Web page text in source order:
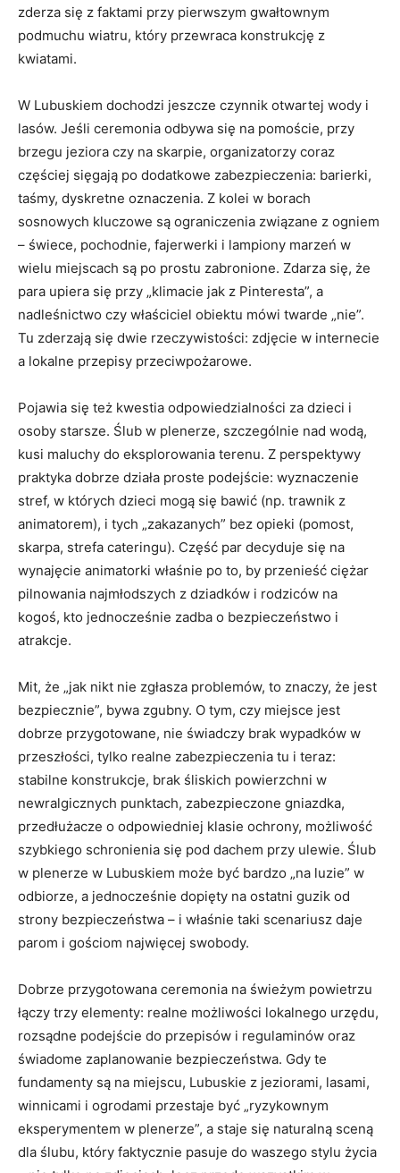
zderza się z faktami przy pierwszym gwałtownym
podmuchu wiatru, który przewraca konstrukcję z
kwiatami.
W Lubuskiem dochodzi jeszcze czynnik otwartej wody i
lasów. Jeśli ceremonia odbywa się na pomoście, przy
brzegu jeziora czy na skarpie, organizatorzy coraz
częściej sięgają po dodatkowe zabezpieczenia: barierki,
taśmy, dyskretne oznaczenia. Z kolei w borach
sosnowych kluczowe są ograniczenia związane z ogniem
– świece, pochodnie, fajerwerki i lampiony marzeń w
wielu miejscach są po prostu zabronione. Zdarza się, że
para upiera się przy „klimacie jak z Pinteresta”, a
nadleśnictwo czy właściciel obiektu mówi twarde „nie”.
Tu zderzają się dwie rzeczywistości: zdjęcie w internecie
a lokalne przepisy przeciwpożarowe.
Pojawia się też kwestia odpowiedzialności za dzieci i
osoby starsze. Ślub w plenerze, szczególnie nad wodą,
kusi maluchy do eksplorowania terenu. Z perspektywy
praktyka dobrze działa proste podejście: wyznaczenie
stref, w których dzieci mogą się bawić (np. trawnik z
animatorem), i tych „zakazanych” bez opieki (pomost,
skarpa, strefa cateringu). Część par decyduje się na
wynajęcie animatorki właśnie po to, by przenieść ciężar
pilnowania najmłodszych z dziadków i rodziców na
kogoś, kto jednocześnie zadba o bezpieczeństwo i
atrakcje.
Mit, że „jak nikt nie zgłasza problemów, to znaczy, że jest
bezpiecznie”, bywa zgubny. O tym, czy miejsce jest
dobrze przygotowane, nie świadczy brak wypadków w
przeszłości, tylko realne zabezpieczenia tu i teraz:
stabilne konstrukcje, brak śliskich powierzchni w
newralgicznych punktach, zabezpieczone gniazdka,
przedłużacze o odpowiedniej klasie ochrony, możliwość
szybkiego schronienia się pod dachem przy ulewie. Ślub
w plenerze w Lubuskiem może być bardzo „na luzie” w
odbiorze, a jednocześnie dopięty na ostatni guzik od
strony bezpieczeństwa – i właśnie taki scenariusz daje
parom i gościom najwięcej swobody.
Dobrze przygotowana ceremonia na świeżym powietrzu
łączy trzy elementy: realne możliwości lokalnego urzędu,
rozsądne podejście do przepisów i regulaminów oraz
świadome zaplanowanie bezpieczeństwa. Gdy te
fundamenty są na miejscu, Lubuskie z jeziorami, lasami,
winnicami i ogrodami przestaje być „ryzykownym
eksperymentem w plenerze”, a staje się naturalną sceną
dla ślubu, który faktycznie pasuje do waszego stylu życia